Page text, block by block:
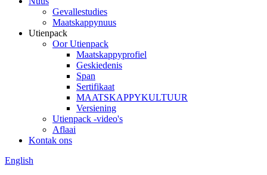
Gevallestudies
Maatskappynuus
Utienpack
Oor Utienpack
Maatskappyprofiel
Geskiedenis
Span
Sertifikaat
MAATSKAPPYKULTUUR
Versiening
Utienpack -video's
Aflaai
Kontak ons
English